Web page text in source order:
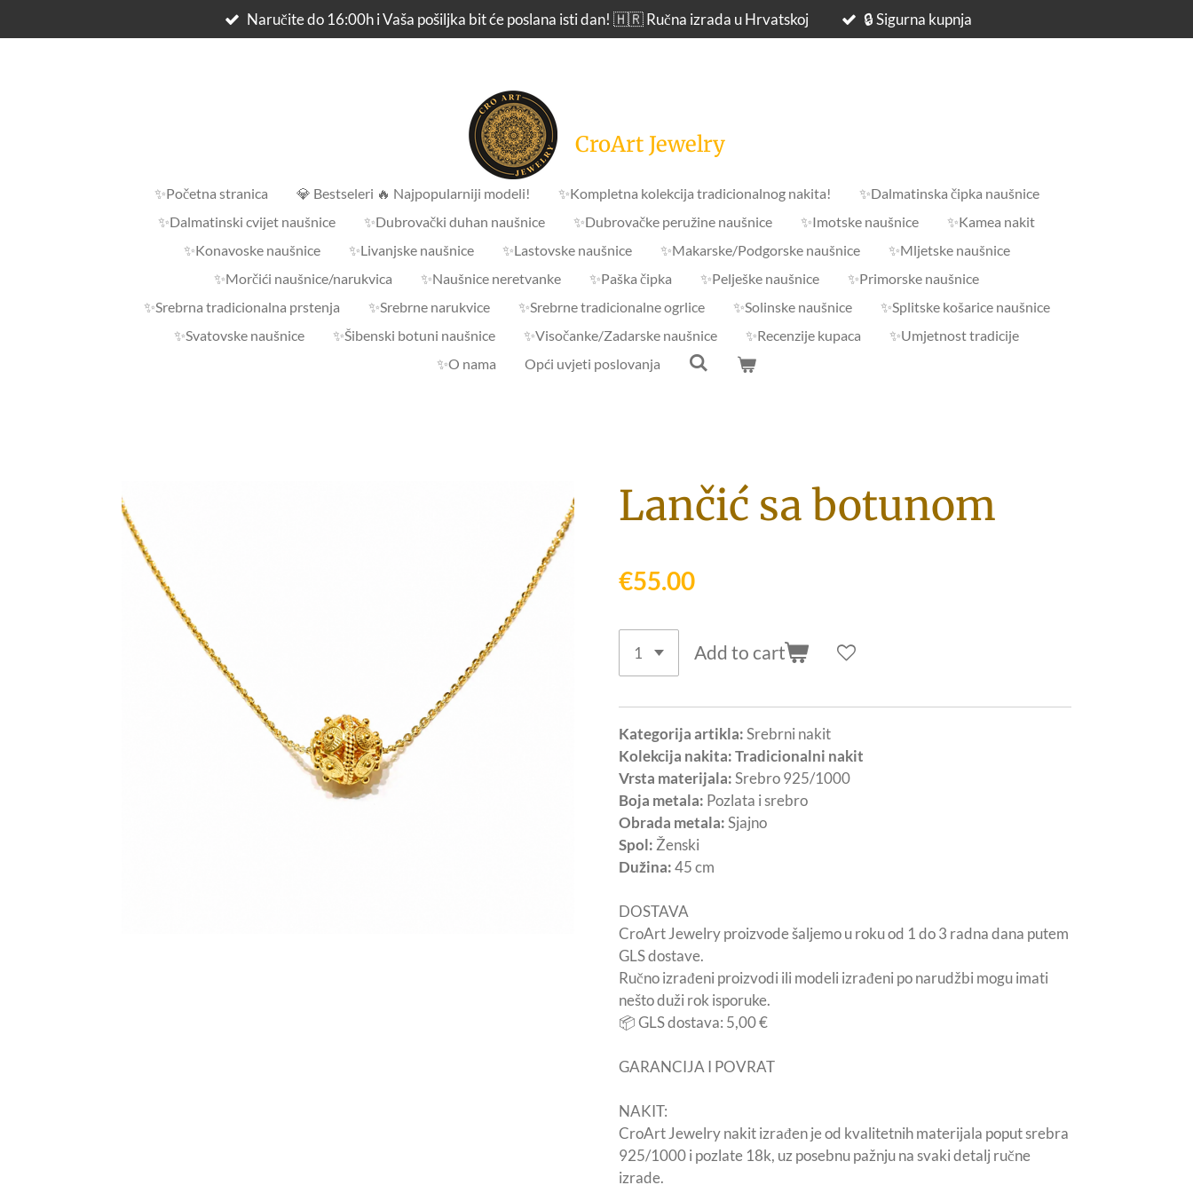
to
Naručite do 16:00h i Vaša pošiljka bit će poslana isti dan! 🇭🇷 Ručna izrada u Hrvatskoj 🔒 Sigurna kupnja
CroArt Jewelry
✨Početna stranica 💎 Bestseleri 🔥 Najpopularniji modeli! ✨Kompletna kolekcija tradicionalnog nakita!
✨Dalmatinska čipka naušnice
✨Dalmatinski cvijet naušnice
✨Dubrovački duhan naušnice ✨Dubrovačke peružine naušnice ✨Imotske naušnice
✨Kamea nakit
✨Konavoske naušnice
✨Livanjske naušnice ✨Lastovske naušnice ✨Makarske/Podgorske naušnice
✨Mljetske naušnice
✨Morčići naušnice/narukvica
✨Naušnice neretvanke ✨Paška čipka ✨Pelješke naušnice
✨Primorske naušnice
✨Srebrna tradicionalna prstenja
✨Srebrne narukvice ✨Srebrne tradicionalne ogrlice ✨Solinske naušnice
✨Splitske košarice naušnice
✨Svatovske naušnice
✨Šibenski botuni naušnice ✨Visočanke/Zadarske naušnice ✨Recenzije kupaca
✨Umjetnost tradicije
✨O nama
Opći uvjeti poslovanja
Lančić sa botunom
€55.00
Add to cart
Kategorija artikla:Srebrni nakit
Kolekcija nakita: Tradicionalni nakit
Vrsta materijala:Srebro 925/1000
Boja metala: Pozlata i srebro
Obrada metala:Sjajno
Spol: Ženski
Dužina:45 cm
DOSTAVA
CroArt Jewelry proizvode šaljemo u roku od 1 do 3 radna dana putem
GLS dostave.
Ručno izrađeni proizvodi ili modeli izrađeni po narudžbi mogu imati
nešto duži rok isporuke.
📦 GLS dostava: 5,00 €
GARANCIJA I POVRAT
NAKIT:
CroArt Jewelry nakit izrađen je od kvalitetnih materijala poput srebra
925/1000 i pozlate 18k, uz posebnu pažnju na svaki detalj ručne
izrade.